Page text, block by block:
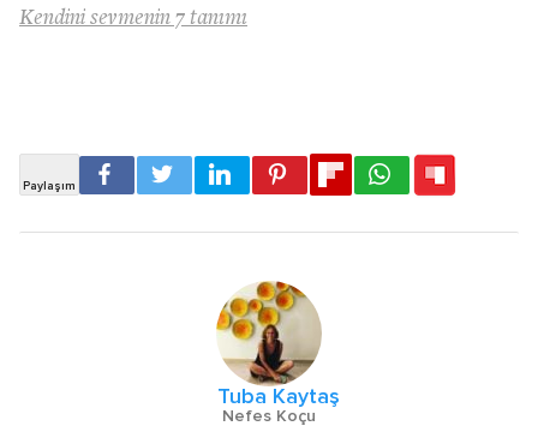
Kendini sevmenin 7 tanımı
Tuba Kaytaş
Nefes Koçu